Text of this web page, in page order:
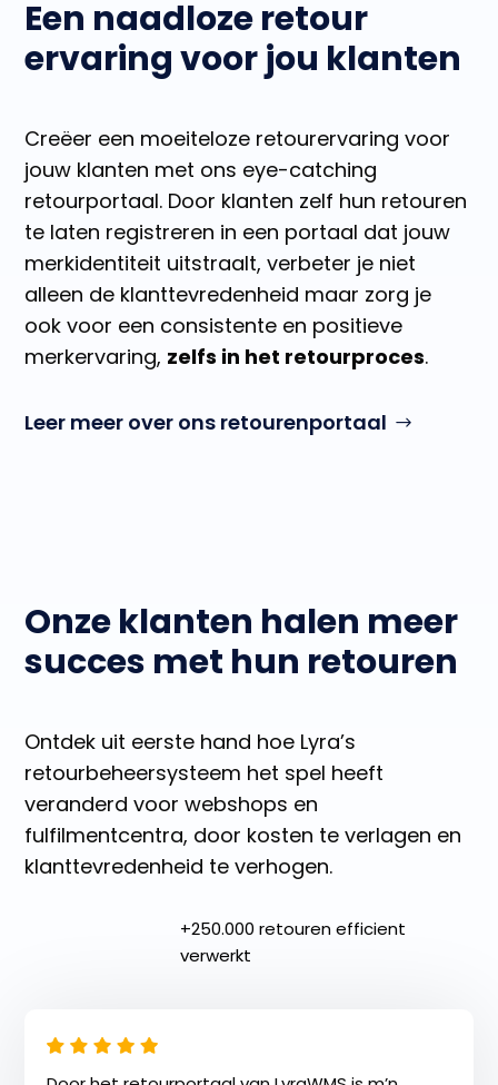
Een naadloze retour
ervaring voor jou klanten
Creëer een moeiteloze retourervaring voor
jouw klanten met ons eye-catching
retourportaal. Door klanten zelf hun retouren
te laten registreren in een portaal dat jouw
merkidentiteit uitstraalt, verbeter je niet
alleen de klanttevredenheid maar zorg je
ook voor een consistente en positieve
merkervaring, zelfs in het retourproces.
Leer meer over ons retourenportaal
Onze klanten halen meer
succes met hun retouren
Ontdek uit eerste hand hoe Lyra’s
retourbeheersysteem het spel heeft
veranderd voor webshops en
fulfilmentcentra, door kosten te verlagen en
klanttevredenheid te verhogen.
+250.000 retouren efficient
verwerkt